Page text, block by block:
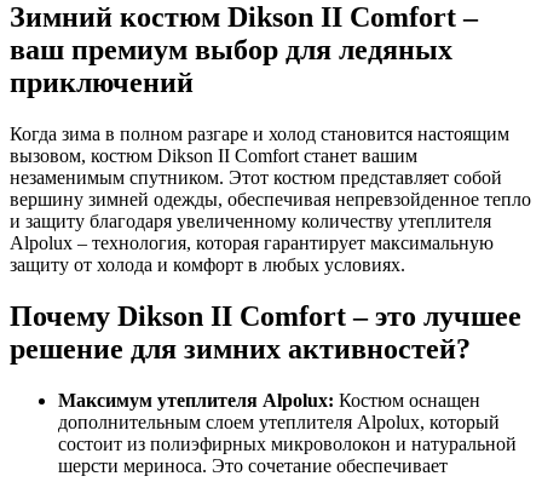
Зимний костюм Dikson II Comfort –
ваш премиум выбор для ледяных
приключений
Когда зима в полном разгаре и холод становится настоящим
вызовом, костюм Dikson II Comfort станет вашим
незаменимым спутником. Этот костюм представляет собой
вершину зимней одежды, обеспечивая непревзойденное тепло
и защиту благодаря увеличенному количеству утеплителя
Alpolux – технология, которая гарантирует максимальную
защиту от холода и комфорт в любых условиях.
Почему Dikson II Comfort – это лучшее
решение для зимних активностей?
Максимум утеплителя Alpolux: Костюм оснащен
дополнительным слоем утеплителя Alpolux, который
состоит из полиэфирных микроволокон и натуральной
шерсти мериноса. Это сочетание обеспечивает